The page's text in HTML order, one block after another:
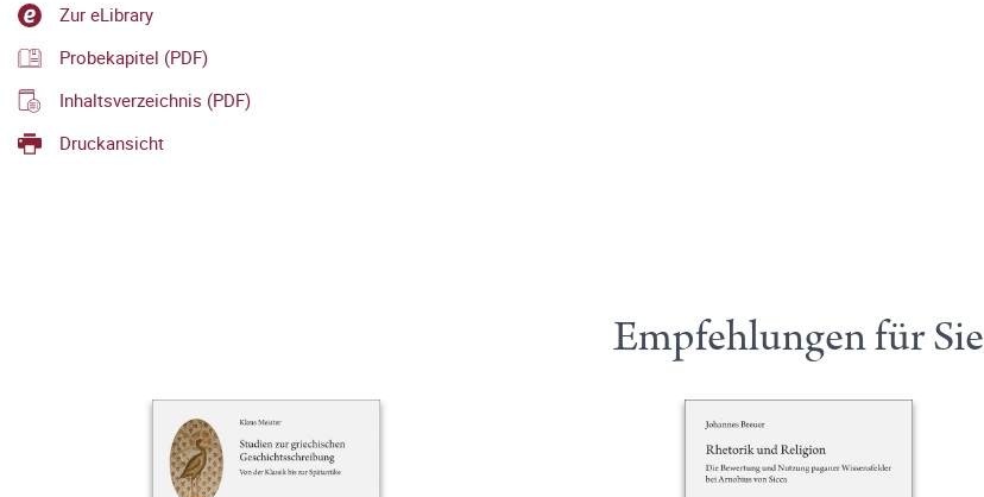
Zur eLibrary
Probekapitel (PDF)
Inhaltsverzeichnis (PDF)
Druckansicht
Empfehlungen für Sie